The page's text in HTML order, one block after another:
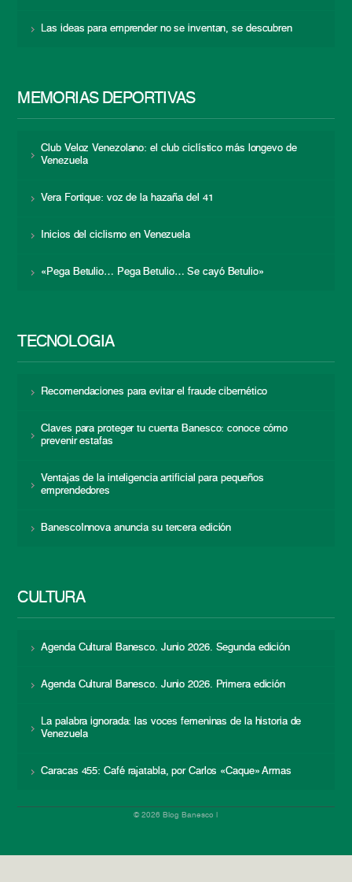
Las ideas para emprender no se inventan, se descubren
MEMORIAS DEPORTIVAS
Club Veloz Venezolano: el club ciclístico más longevo de
Venezuela
Vera Fortique: voz de la hazaña del 41
Inicios del ciclismo en Venezuela
«Pega Betulio… Pega Betulio… Se cayó Betulio»
TECNOLOGÍA
Recomendaciones para evitar el fraude cibernético
Claves para proteger tu cuenta Banesco: conoce cómo
prevenir estafas
Ventajas de la inteligencia artificial para pequeños
emprendedores
BanescoInnova anuncia su tercera edición
CULTURA
Agenda Cultural Banesco. Junio 2026. Segunda edición
Agenda Cultural Banesco. Junio 2026. Primera edición
La palabra ignorada: las voces femeninas de la historia de
Venezuela
Caracas 455: Café rajatabla, por Carlos «Caque» Armas
© 2026 Blog Banesco |